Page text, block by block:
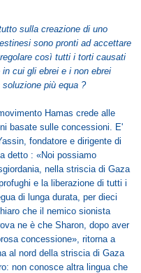
sulla creazione di uno
sono pronti ad accettare
così tutti i torti causati
cui gli ebrei e i non ebrei
più equa ?
Hamas crede alle
basate sulle concessioni. E'
fondatore e dirigente di
detto : «Noi possiamo
nella striscia di Gaza
e la liberazione di tutti i
di lunga durata, per dieci
che il nemico sionista
ne è che Sharon, dopo aver
concessione», ritorna a
al nord della striscia di Gaza
non conosce altra lingua che